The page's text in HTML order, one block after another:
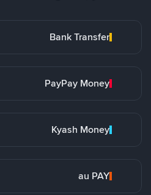
Bank Transfer
PayPay Money
Kyash Money
au PAY